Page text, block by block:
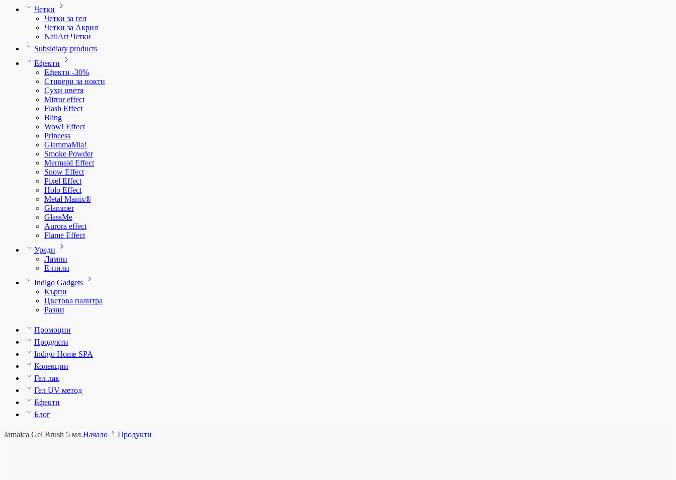
Четки
Четки за гел
Четки за Акрил
NailArt Четки
Subsidiary products
Ефекти
Ефекти -30%
Стикери за нокти
Сухи цветя
Mirror effect
Flash Effect
Bling
Wow! Effect
Princess
GlammaMia!
Smoke Powder
Mermaid Effect
Snow Effect
Pixel Effect
Holo Effect
Metal Manix®
Glammer
GlassMe
Aurora effect
Flame Effect
Уреди
Лампи
E-пили
Indigo Gadgets
Кърпи
Цветова палитра
Разни
Промоции
Продукти
Indigo Home SPA
Колекции
Гел лак
Гел UV метод
Ефекти
Блог
Jamaica Gel Brush 5 мл.Начало Продукти